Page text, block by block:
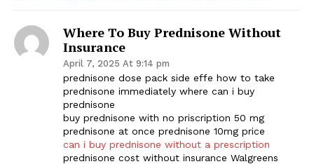
Where To Buy Prednisone Without
Insurance
April 7, 2025 At 9:14 pm
prednisone dose pack side effe how to take
prednisone immediately where can i buy
prednisone
buy prednisone with no priscription 50 mg
prednisone at once prednisone 10mg price
can i buy prednisone without a prescription
prednisone cost without insurance Walgreens